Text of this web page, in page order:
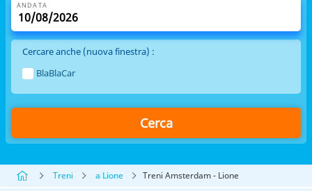
ANDATA
Cercare anche (nuova finestra) :
BlaBlaCar
Cerca
Treni a Lione Treni Amsterdam - Lione